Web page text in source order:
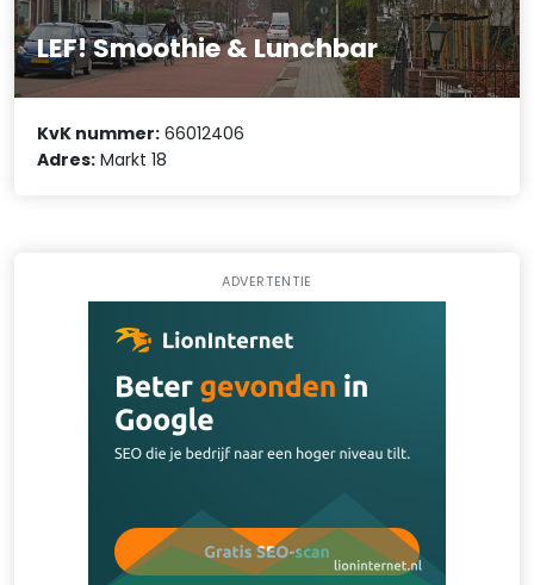
LEF! Smoothie & Lunchbar
KvK nummer: 66012406
Adres: Markt 18
ADVERTENTIE